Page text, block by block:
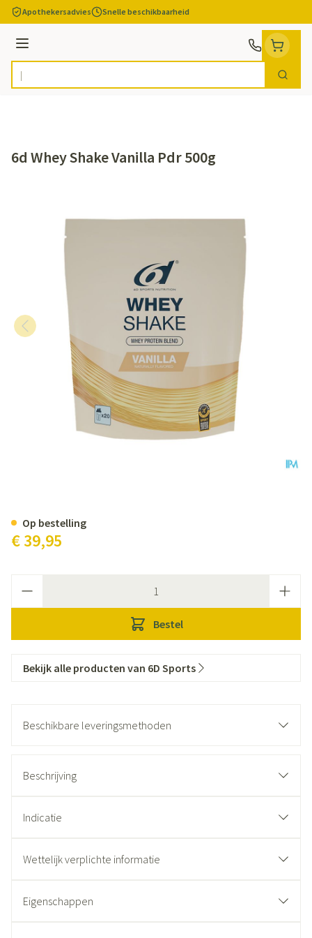
Ga naar de inhoud
Apothekersadvies Snelle beschikbaarheid
Menu
Product, merk, categorie... Zoek
6d Whey Shake Vanilla Pdr 500g
€ 39,95
Bestel
Op bestelling
Bekijk alle producten van 6D Sports
Beschikbare leveringsmethoden
Beschrijving
Indicatie
Wettelijk verplichte informatie
Eigenschappen